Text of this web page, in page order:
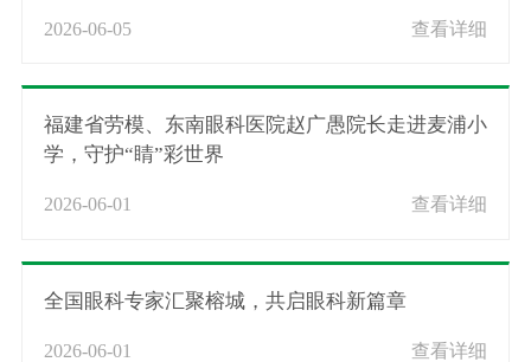
2026-06-05 查看详细
福建省劳模、东南眼科医院赵广愚院长走进麦浦小
学，守护“睛”彩世界
2026-06-01 查看详细
全国眼科专家汇聚榕城，共启眼科新篇章
2026-06-01 查看详细